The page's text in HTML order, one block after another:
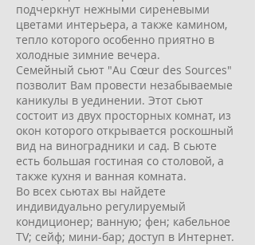
подчеркнут нежными сиреневыми
цветами интерьера, а также камином,
тепло которого особенно приятно в
холодные зимние вечера.
Семейный сьют "Au Cœur des Sources"
позволит Вам провести незабываемые
каникулы в уединении. Этот сьют
состоит из двух просторных комнат, из
окон которого открывается роскошный
вид на виноградники и сад. В сьюте
есть большая гостиная со столовой, а
также кухня и ванная комната.
Во всех сьютах вы найдете
индивидуально регулируемый
кондиционер; ванную; фен; кабельное
TV; сейф; мини-бар; доступ в Интернет.